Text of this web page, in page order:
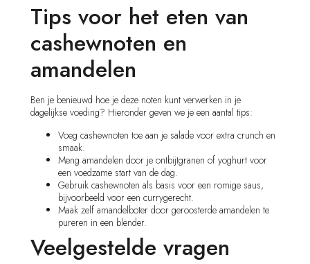
Tips voor het eten van
cashewnoten en
amandelen
Ben je benieuwd hoe je deze noten kunt verwerken in je
dagelijkse voeding? Hieronder geven we je een aantal tips:
Voeg cashewnoten toe aan je salade voor extra crunch en
smaak.
Meng amandelen door je ontbijtgranen of yoghurt voor
een voedzame start van de dag.
Gebruik cashewnoten als basis voor een romige saus,
bijvoorbeeld voor een currygerecht.
Maak zelf amandelboter door geroosterde amandelen te
pureren in een blender.
Veelgestelde vragen